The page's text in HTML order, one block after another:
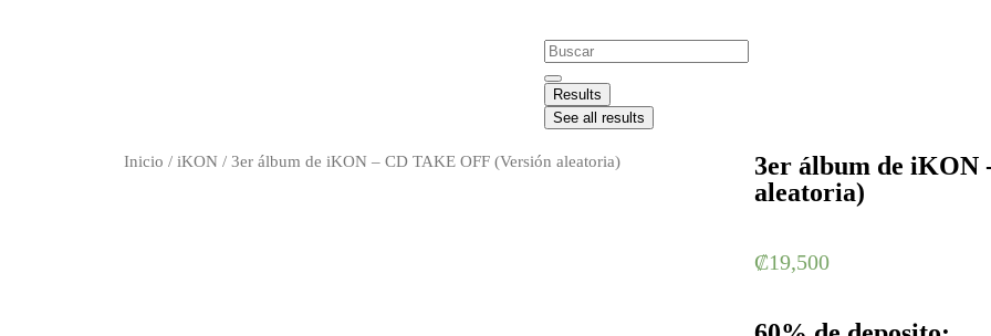
Results
See all results
Inicio / iKON / 3er álbum de iKON – CD TAKE OFF (Versión aleatoria)
3er álbum de iKON
aleatoria)
₡19,500